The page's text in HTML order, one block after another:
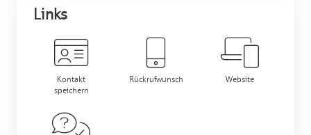
Links
Kontakt
speichern
Rückrufwunsch Website